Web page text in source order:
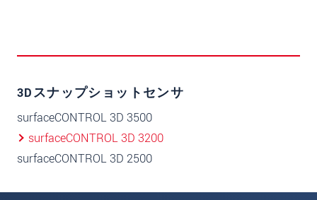
3Dスナップショットセンサ
surfaceCONTROL 3D 3500
surfaceCONTROL 3D 3200
surfaceCONTROL 3D 2500